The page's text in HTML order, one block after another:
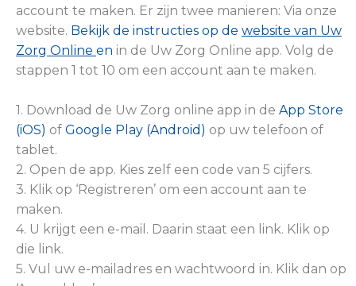
account te maken. Er zijn twee manieren: Via onze
website. Bekijk de instructies op de website van Uw
Zorg Online en in de Uw Zorg Online app. Volg de
stappen 1 tot 10 om een account aan te maken.
1. Download de Uw Zorg online app in de App Store
(iOS) of Google Play (Android) op uw telefoon of
tablet.
2. Open de app. Kies zelf een code van 5 cijfers.
3. Klik op ‘Registreren’ om een account aan te
maken.
4. U krijgt een e-mail. Daarin staat een link. Klik op
die link.
5. Vul uw e-mailadres en wachtwoord in. Klik dan op